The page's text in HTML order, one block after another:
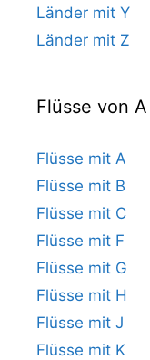
Länder mit Y
Länder mit Z
Flüsse von
Flüsse mit A
Flüsse mit B
Flüsse mit C
Flüsse mit F
Flüsse mit G
Flüsse mit H
Flüsse mit J
Flüsse mit K